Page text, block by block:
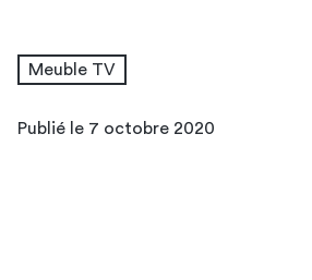
Meubles TV modulable
Meuble TV
Publié le 7 octobre 2020